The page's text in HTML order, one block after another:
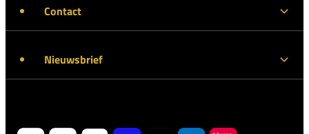
Contact
Nieuwsbrief